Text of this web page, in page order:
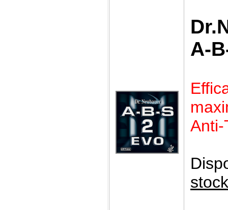
A-
Anti-
stock